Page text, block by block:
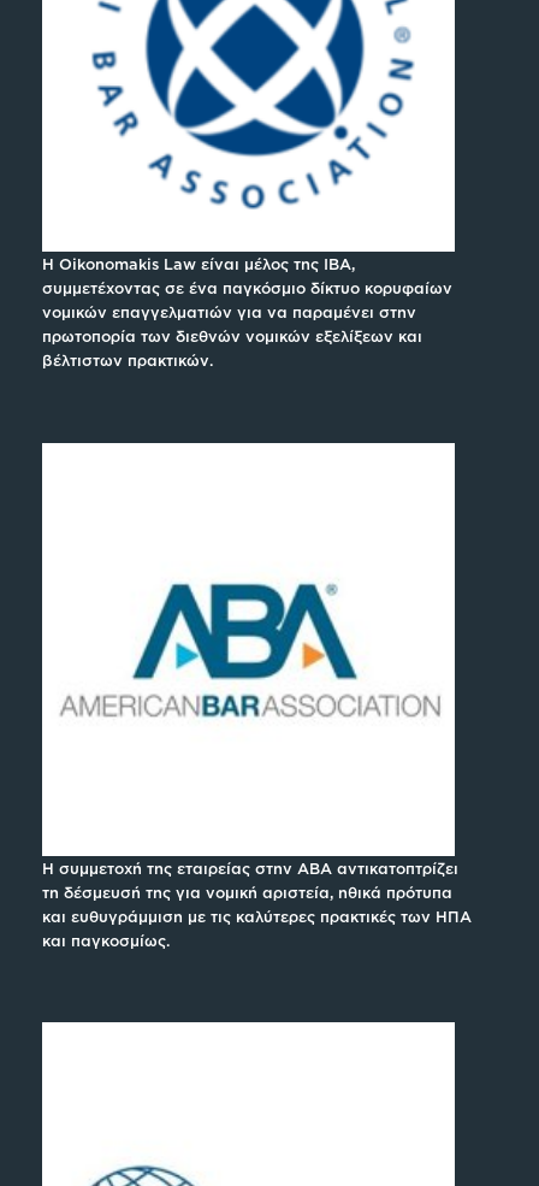
H Oikonomakis Law είναι μέλος της IBA,
συμμετέχοντας σε ένα παγκόσμιο δίκτυο κορυφαίων
νομικών επαγγελματιών για να παραμένει στην
πρωτοπορία των διεθνών νομικών εξελίξεων και
βέλτιστων πρακτικών.
Η συμμετοχή της εταιρείας στην ABA αντικατοπτρίζει
τη δέσμευσή της για νομική αριστεία, ηθικά πρότυπα
και ευθυγράμμιση με τις καλύτερες πρακτικές των ΗΠΑ
και παγκοσμίως.